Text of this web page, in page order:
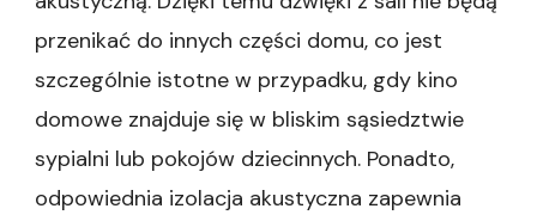
przenikać do innych części domu, co jest
szczególnie istotne w przypadku, gdy kino
domowe znajduje się w bliskim sąsiedztwie
sypialni lub pokojów dziecinnych. Ponadto,
odpowiednia izolacja akustyczna zapewnia